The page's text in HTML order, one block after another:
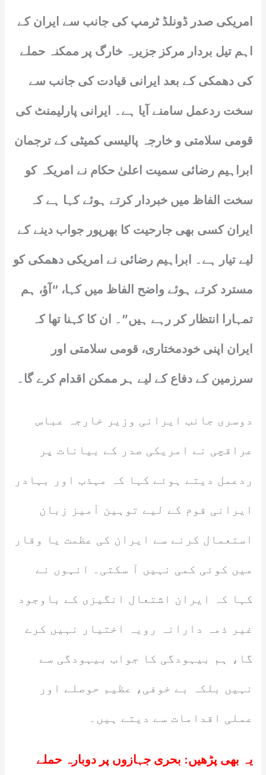
امریکی صدر ڈونلڈ ٹرمپ کی جانب سے ایران کے
اہم تیل بردار مرکز جزیرہ خارگ پر ممکنہ حملے
کی دھمکی کے بعد ایرانی قیادت کی جانب سے
سخت ردعمل سامنے آیا ہے۔ ایرانی پارلیمنٹ کی
قومی سلامتی و خارجہ پالیسی کمیٹی کے ترجمان
ابراہیم رضائی سمیت اعلیٰ حکام نے امریکہ کو
سخت الفاظ میں خبردار کرتے ہوئے کہا ہے کہ
ایران کسی بھی جارحیت کا بھرپور جواب دینے کے
لیے تیار ہے۔ ابراہیم رضائی نے امریکی دھمکی کو
مسترد کرتے ہوئے واضح الفاظ میں کہا، “آؤ، ہم
تمہارا انتظار کر رہے ہیں”۔ ان کا کہنا تھا کہ
ایران اپنی خودمختاری، قومی سلامتی اور
سرزمین کے دفاع کے لیے ہر ممکن اقدام کرے گا۔
دوسری جانب ایرانی وزیر خارجہ عباس
عراقچی نے امریکی صدر کے بیانات پر
ردعمل دیتے ہوئے کہا کہ مہذب اور بہادر
ایرانی قوم کے لیے توہین آمیز زبان
استعمال کرنے سے ایران کی عظمت یا وقار
میں کوئی کمی نہیں آ سکتی۔ انہوں نے
کہا کہ ایران اشتعال انگیزی کے باوجود
غیر ذمہ دارانہ رویہ اختیار نہیں کرے
گا، ہم بیہودگی کا جواب بیہودگی سے
نہیں بلکہ بے خوفی، عظیم حوصلے اور
عملی اقدامات سے دیتے ہیں۔
یہ بھی پڑھیں: بحری جہازوں پر دوبارہ حملے